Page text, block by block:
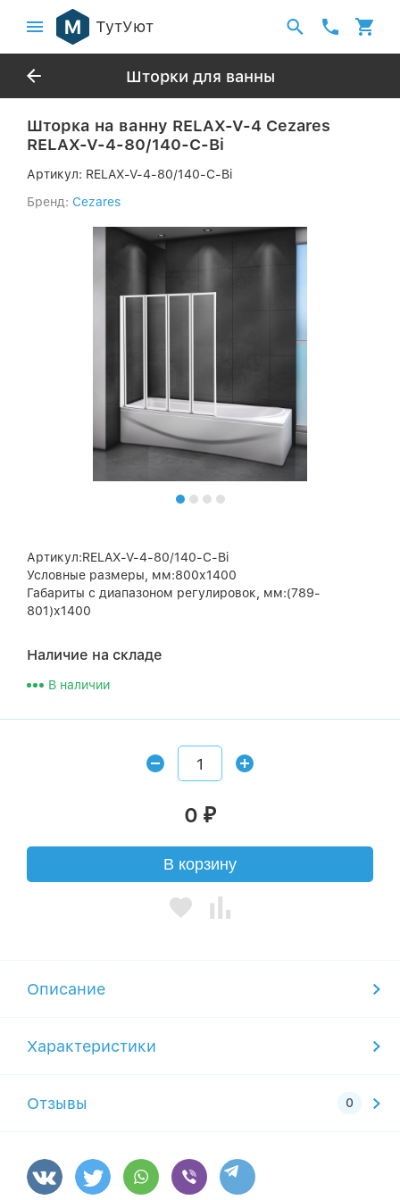
ТутУют
Шторки для ванны
Шторка на ванну RELAX-V-4 Cezares
RELAX-V-4-80/140-C-Bi
Артикул: RELAX-V-4-80/140-C-Bi
Бренд: Cezares
Артикул:RELAX-V-4-80/140-C-Bi
Условные размеры, мм:800х1400
Габариты с диапазоном регулировок, мм:(789-
801)х1400
Наличие на складе
В наличии
0 ₽
В корзину
Описание
Характеристики
Отзывы